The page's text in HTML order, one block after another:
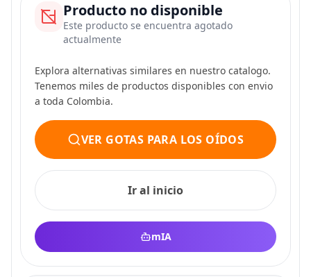
Producto no disponible
Este producto se encuentra agotado
actualmente
Explora alternativas similares en nuestro catalogo.
Tenemos miles de productos disponibles con envio
a toda Colombia.
VER GOTAS PARA LOS OÍDOS
Ir al inicio
mIA